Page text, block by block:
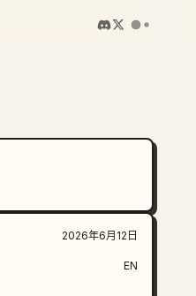
2026年6月12日
EN